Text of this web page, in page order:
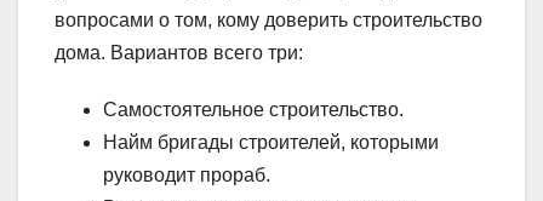
вопросами о том, кому доверить строительство
дома. Вариантов всего три:
Самостоятельное строительство.
Найм бригады строителей, которыми
руководит прораб.